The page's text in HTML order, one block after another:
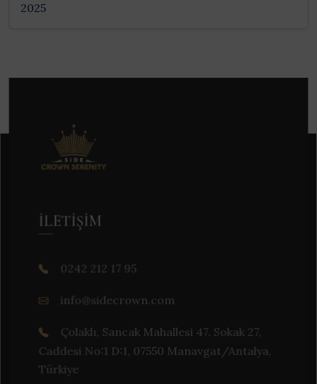
2025
İLETIŞIM
0242 212 17 95
info@sidecrown.com
Çolaklı, Sancak Mahallesi 47. Sokak 27,
Caddesi No:1 D:1, 07550 Manavgat/Antalya,
Türkiye